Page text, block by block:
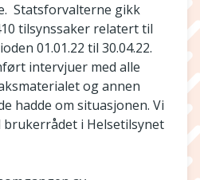
Statsforvalterne gikk
tilsynssaker relatert til
01.01.22 til 30.04.22.
intervjuer med alle
og annen
hadde om situasjonen. Vi
brukerrådet i Helsetilsynet